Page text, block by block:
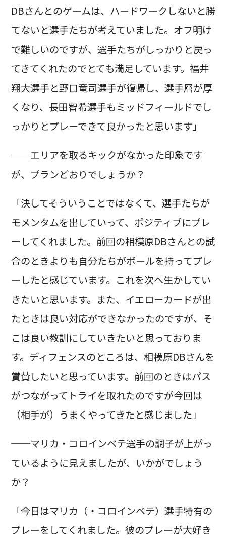
DBさんとのゲームは、ハードワークしないと勝
てないと選手たちが考えていました。オフ明け
で難しいのですが、選手たちがしっかりと戻っ
てきてくれたのでとても満足しています。福井
翔大選手と野口竜司選手が復帰し、選手層が厚
くなり、長田智希選手もミッドフィールドでし
っかりとプレーできて良かったと思います」
──エリアを取るキックがなかった印象です
が、プランどおりでしょうか？
「決してそういうことではなくて、選手たちが
モメンタムを出していって、ポジティブにプレ
ーしてくれました。前回の相模原DBさんとの試
合のときよりも自分たちがボールを持ってプレ
ーしたと感じています。これを次へ生かしてい
きたいと思います。また、イエローカードが出
たときは良い対応ができなかったのですが、そ
こは良い教訓にしていきたいと思っておりま
す。ディフェンスのところは、相模原DBさんを
賞賛したいと思っています。前回のときはパス
がつながってトライを取れたのですが今回は
（相手が）うまくやってきたと感じました」
──マリカ・コロインベテ選手の調子が上がっ
ているように見えましたが、いかがでしょう
か？
「今日はマリカ（・コロインベテ）選手特有の
プレーをしてくれました。彼のプレーが大好き